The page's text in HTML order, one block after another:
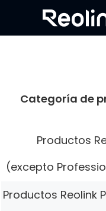
Categoría de
Productos
(excepto
Productos Reolink